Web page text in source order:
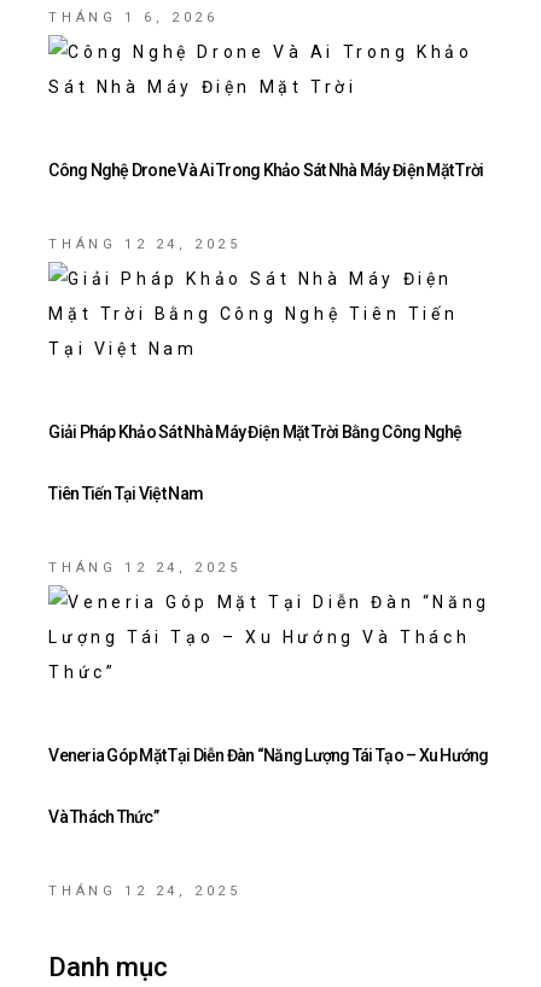
THÁNG 1 6, 2026
Công Nghệ Drone Và Ai Trong Khảo Sát Nhà Máy Điện Mặt Trời
THÁNG 12 24, 2025
Giải Pháp Khảo Sát Nhà Máy Điện Mặt Trời Bằng Công Nghệ
Tiên Tiến Tại Việt Nam
THÁNG 12 24, 2025
Veneria Góp Mặt Tại Diễn Đàn “Năng Lượng Tái Tạo – Xu Hướng
Và Thách Thức”
THÁNG 12 24, 2025
Danh mục